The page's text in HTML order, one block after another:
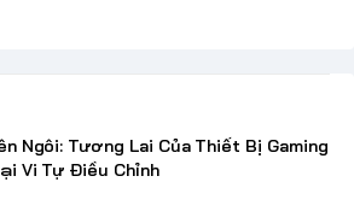
Ngôi: Tương Lai Của Thiết Bị Gaming
Vi Tự Điều Chỉnh